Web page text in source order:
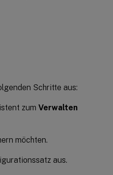
Schritte aus:
zum Verwalten
möchten.
aus.